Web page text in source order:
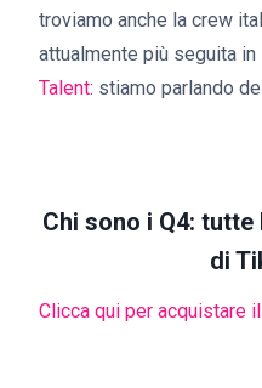
troviamo anche la crew
attualmente più seguita
Talent: stiamo parlando
Chi sono i Q4:
di
Clicca qui per acquistare